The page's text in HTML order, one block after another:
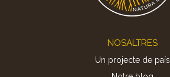
NOSALTRES
Un projecte de país